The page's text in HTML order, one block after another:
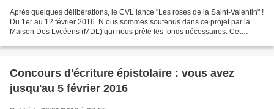
Après quelques délibérations, le CVL lance "Les roses de la Saint-Valentin" !
Du 1er au 12 février 2016. N ous sommes soutenus dans ce projet par la
Maison Des Lycéens (MDL) qui nous prête les fonds nécessaires. Cet
Concours d'écriture épistolaire : vous avez
jusqu'au 5 février 2016